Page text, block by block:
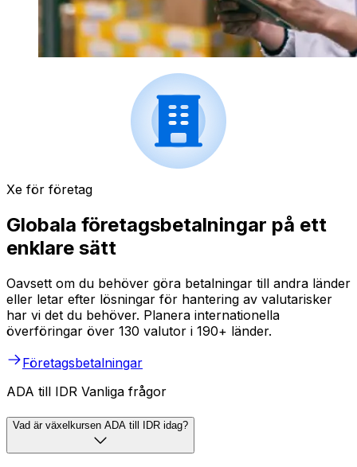
Xe för företag
Globala företagsbetalningar på ett
enklare sätt
Oavsett om du behöver göra betalningar till andra länder
eller letar efter lösningar för hantering av valutarisker
har vi det du behöver. Planera internationella
överföringar över 130 valutor i 190+ länder.
Företagsbetalningar
ADA till IDR Vanliga frågor
Vad är växelkursen ADA till IDR idag?